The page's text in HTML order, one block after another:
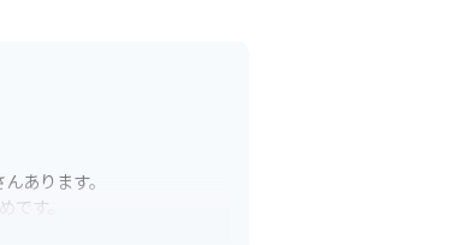
あります。
す。